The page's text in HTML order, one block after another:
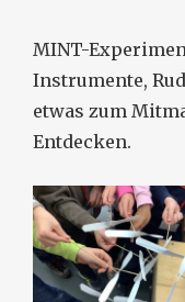
MINT-
Instrumente,
etwas zum
Entdecken.